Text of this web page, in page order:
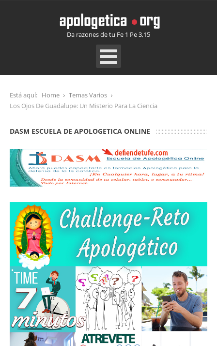
Da razones de tu Fe 1 Pe 3,15
Está aquí: Home
Temas Varios
Los Ojos De Guadalupe: Un Misterio Para La Ciencia
DASM ESCUELA DE APOLOGETICA ONLINE